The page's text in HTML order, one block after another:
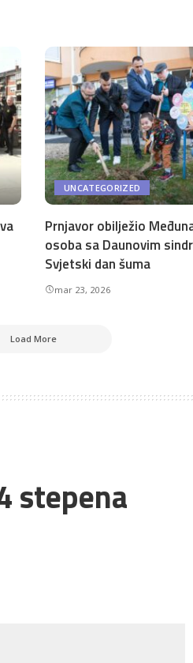
UNCATEGORIZED
Prnjavor obilježio
osoba sa Daunovim
Svjetski dan šuma
mar 23, 2026
Load More
stepena